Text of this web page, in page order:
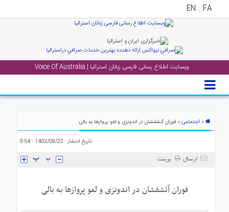
FA
EN
وبسایت اطلاع رسانی فارسی زبانان استرالیا | Voice Of Australia
منوی
اصلی
» اجتماعی» فوران آتشفشان در اندونزی و لغو پروازها به بالی
تاریخ انتشار : 1403/08/23 - 9:54
ارسال پرینت
فوران آتشفشان در اندونزی و لغو پروازها به بالی